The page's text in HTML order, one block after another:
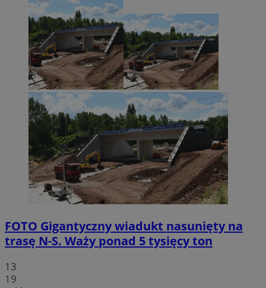
FOTO Gigantyczny wiadukt nasunięty na
trasę N-S. Waży ponad 5 tysięcy ton
13
19